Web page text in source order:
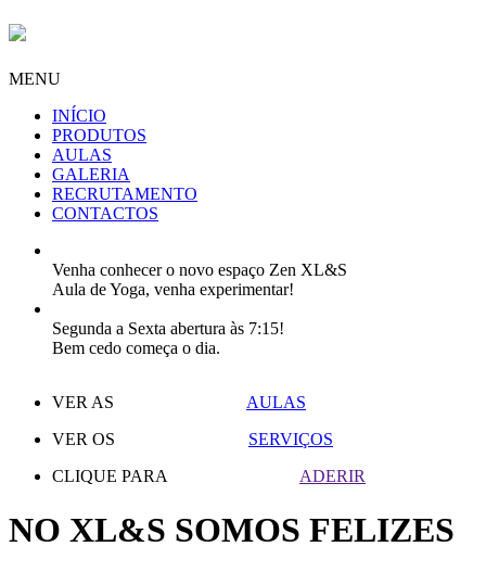
MENU
INÍCIO
PRODUTOS
AULAS
GALERIA
RECRUTAMENTO
CONTACTOS
Venha conhecer o novo espaço Zen XL&S
Aula de Yoga, venha experimentar!
Segunda a Sexta abertura às 7:15!
Bem cedo começa o dia.
VER AS
AULAS
VER OS
SERVIÇOS
CLIQUE PARA
ADERIR
NO XL&S SOMOS FELIZES